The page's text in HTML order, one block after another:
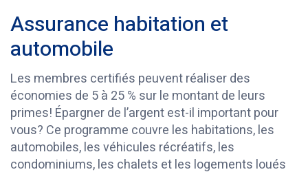
Assurance habitation et
automobile
Les membres certifiés peuvent réaliser des
économies de 5 à 25 % sur le montant de leurs
primes! Épargner de l’argent est-il important pour
vous? Ce programme couvre les habitations, les
automobiles, les véhicules récréatifs, les
condominiums, les chalets et les logements loués